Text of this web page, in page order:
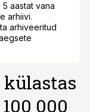
aastat vana
arhiivi.
arhiveeritud
000